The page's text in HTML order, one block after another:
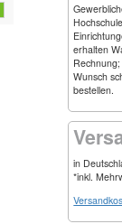
erhalten
Wunsch
bestellen.
in
*inkl.